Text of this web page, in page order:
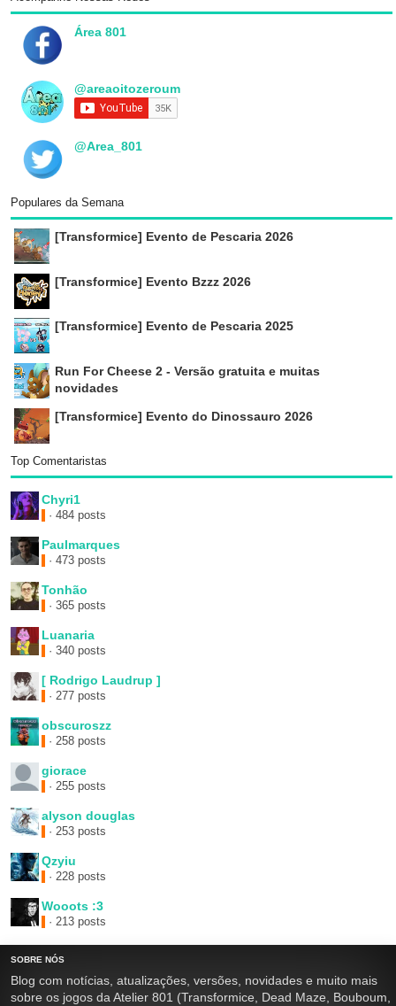
Área 801
@areaoitozeroum
@Area_801
Populares da Semana
[Transformice] Evento de Pescaria 2026
[Transformice] Evento Bzzz 2026
[Transformice] Evento de Pescaria 2025
Run For Cheese 2 - Versão gratuita e muitas
novidades
[Transformice] Evento do Dinossauro 2026
Top Comentaristas
Chyri1
· 484 posts
Paulmarques
· 473 posts
Tonhão
· 365 posts
Luanaria
· 340 posts
[ Rodrigo Laudrup ]
· 277 posts
obscuroszz
· 258 posts
giorace
· 255 posts
alyson douglas
· 253 posts
Qzyiu
· 228 posts
Wooots :3
· 213 posts
SOBRE NÓS
Blog com notícias, atualizações, versões, novidades e muito mais
sobre os jogos da Atelier 801 (Transformice, Dead Maze, Bouboum,